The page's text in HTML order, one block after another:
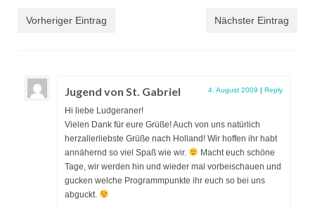
Vorheriger Eintrag Nächster Eintrag
Jugend von St. Gabriel 4. August 2009 | Reply
Hi liebe Ludgeraner!
Vielen Dank für eure Grüße! Auch von uns natürlich
herzallerliebste Grüße nach Holland! Wir hoffen ihr habt
annähernd so viel Spaß wie wir.
Macht euch schöne
Tage, wir werden hin und wieder mal vorbeischauen und
gucken welche Programmpunkte ihr euch so bei uns
abguckt.